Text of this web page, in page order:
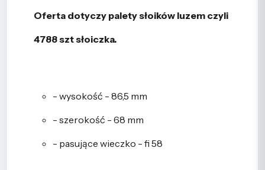
Oferta dotyczy palety słoików luzem czyli
4788 szt słoiczka.
- wysokość - 86,5 mm
- szerokość - 68 mm
- pasujące wieczko - fi 58